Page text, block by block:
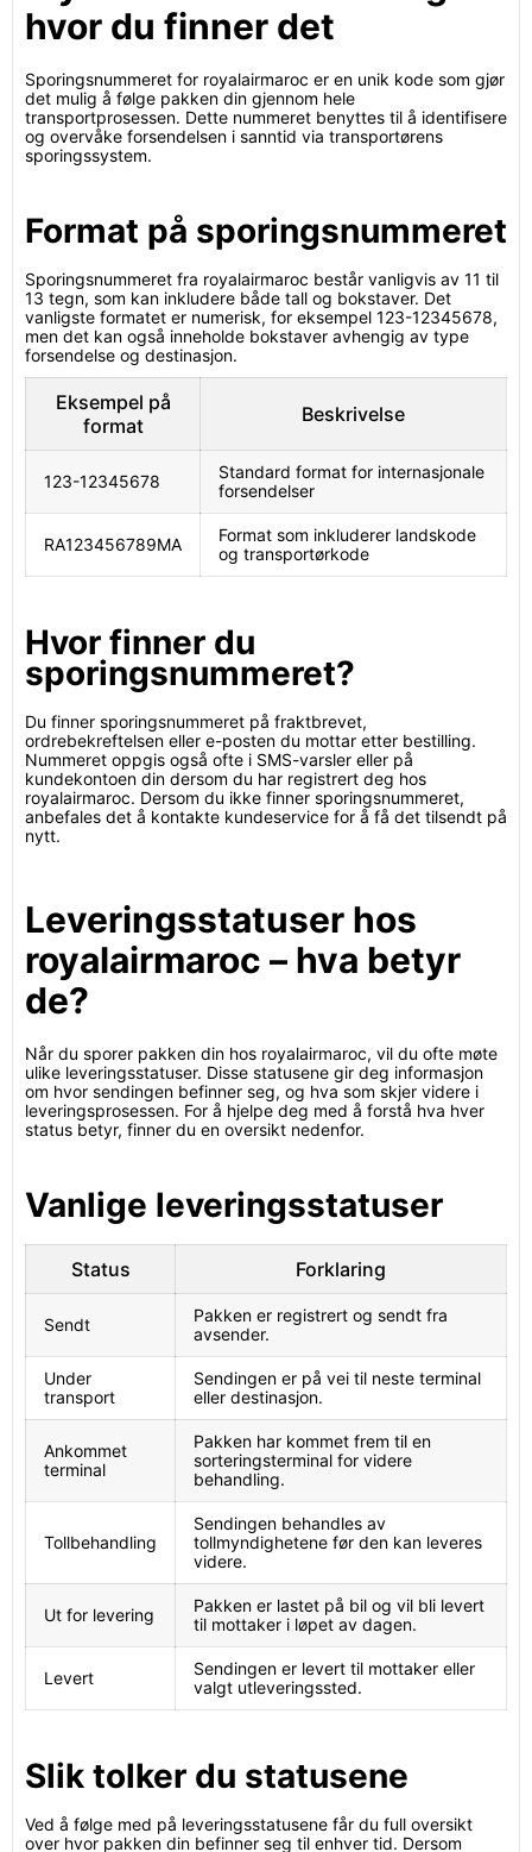
hvor du finner det
Sporingsnummeret for royalairmaroc er en unik kode som gjør
det mulig å følge pakken din gjennom hele
transportprosessen. Dette nummeret benyttes til å identifisere
og overvåke forsendelsen i sanntid via transportørens
sporingssystem.
Format på sporingsnummeret
Sporingsnummeret fra royalairmaroc består vanligvis av 11 til
13 tegn, som kan inkludere både tall og bokstaver. Det
vanligste formatet er numerisk, for eksempel 123-12345678,
men det kan også inneholde bokstaver avhengig av type
forsendelse og destinasjon.
Eksempel på
format
Beskrivelse
123-12345678
Standard format for internasjonale
forsendelser
RA123456789MA
Format som inkluderer landskode
og transportørkode
Hvor finner du
sporingsnummeret?
Du finner sporingsnummeret på fraktbrevet,
ordrebekreftelsen eller e-posten du mottar etter bestilling.
Nummeret oppgis også ofte i SMS-varsler eller på
kundekontoen din dersom du har registrert deg hos
royalairmaroc. Dersom du ikke finner sporingsnummeret,
anbefales det å kontakte kundeservice for å få det tilsendt på
nytt.
Leveringsstatuser hos
royalairmaroc – hva betyr
de?
Når du sporer pakken din hos royalairmaroc, vil du ofte møte
ulike leveringsstatuser. Disse statusene gir deg informasjon
om hvor sendingen befinner seg, og hva som skjer videre i
leveringsprosessen. For å hjelpe deg med å forstå hva hver
status betyr, finner du en oversikt nedenfor.
Vanlige leveringsstatuser
Status Forklaring
Sendt
Pakken er registrert og sendt fra
avsender.
Under
transport
Sendingen er på vei til neste terminal
eller destinasjon.
Ankommet
terminal
Pakken har kommet frem til en
sorteringsterminal for videre
behandling.
Tollbehandling
Sendingen behandles av
tollmyndighetene før den kan leveres
videre.
Ut for levering
Pakken er lastet på bil og vil bli levert
til mottaker i løpet av dagen.
Levert
Sendingen er levert til mottaker eller
valgt utleveringssted.
Slik tolker du statusene
Ved å følge med på leveringsstatusene får du full oversikt
over hvor pakken din befinner seg til enhver tid. Dersom